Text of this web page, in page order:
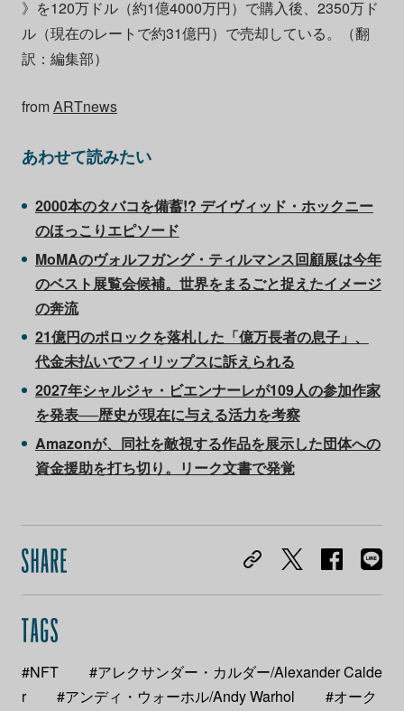
》を120万ドル（約1億4000万円）で購入後、2350万ド
ル（現在のレートで約31億円）で売却している。（翻
訳：編集部）
fromARTnews
あわせて読みたい
2000本のタバコを備蓄!? デイヴィッド・ホックニー
のほっこりエピソード
MoMAのヴォルフガング・ティルマンス回顧展は今年
のベスト展覧会候補。世界をまるごと捉えたイメージ
の奔流
21億円のポロックを落札した「億万長者の息子」、
代金未払いでフィリップスに訴えられる
2027年シャルジャ・ビエンナーレが109人の参加作家
を発表──歴史が現在に与える活力を考察
Amazonが、同社を敵視する作品を展示した団体への
資金援助を打ち切り。リーク文書で発覚
#NFT
#アレクサンダー・カルダー/Alexander Calde
r
#アンディ・ウォーホル/Andy Warhol
#オーク